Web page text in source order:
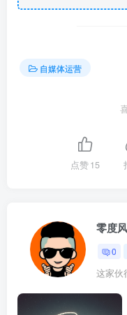
自媒体运营
点赞15
零度
0
这家伙